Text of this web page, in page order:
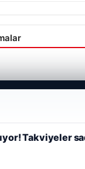
ve geliştirmek
EtTakviyeler